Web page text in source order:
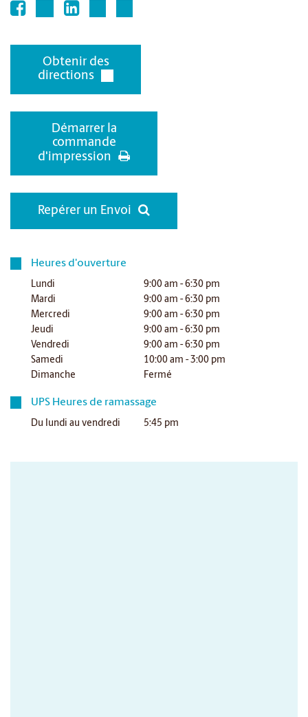
Obtenir des
directions
Démarrer la
commande
d'impression
Repérer un Envoi
Heures d'ouverture
Lundi
9:00 am - 6:30 pm
Mardi
9:00 am - 6:30 pm
Mercredi
9:00 am - 6:30 pm
Jeudi
9:00 am - 6:30 pm
Vendredi
9:00 am - 6:30 pm
Samedi
10:00 am - 3:00 pm
Dimanche
Fermé
UPS Heures de ramassage
Du lundi au vendredi 5:45 pm